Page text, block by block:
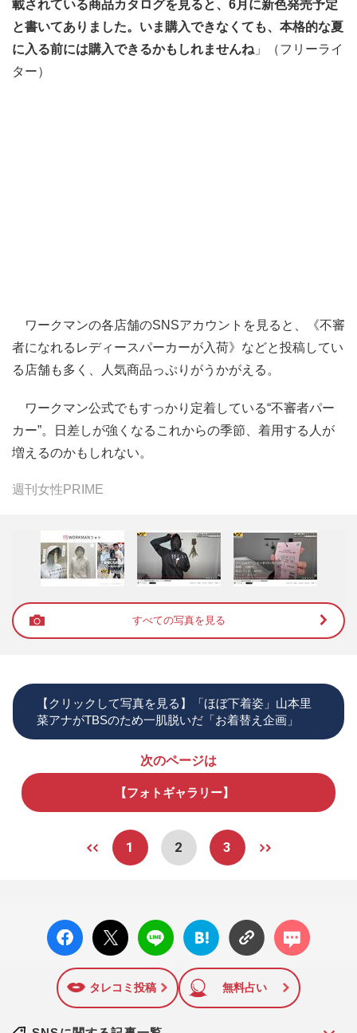
載されている商品カタログを見ると、6月に新色発売予定
と書いてありました。いま購入できなくても、本格的な夏
に入る前には購入できるかもしれませんね 」（フリーライ
ター）
ワークマンの各店舗のSNSアカウントを見ると、《不審
者になれるレディースパーカーが入荷》などと投稿してい
る店舗も多く、人気商品っぷりがうかがえる。
ワークマン公式でもすっかり定着している“不審者パー
カー”。日差しが強くなるこれからの季節、着用する人が
増えるのかもしれない。
週刊女性PRIME
すべての写真を見る
【クリックして写真を見る】「ほぼ下着姿」山本里
菜アナがTBSのため一肌脱いだ「お着替え企画」
次のページは
【フォトギャラリー】
1 2 3
facebo
ok い
X ポス
ト
LINE
はてな
ブック
に追加
コメン
ト
タレコミ投稿 無料占い